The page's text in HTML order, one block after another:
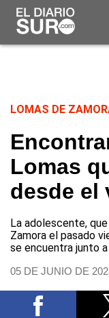
LOMAS DE
Lomas
desde el
La adolescente,
Zamora el pasado
se encuentra junto
05 DE JUNIO DE